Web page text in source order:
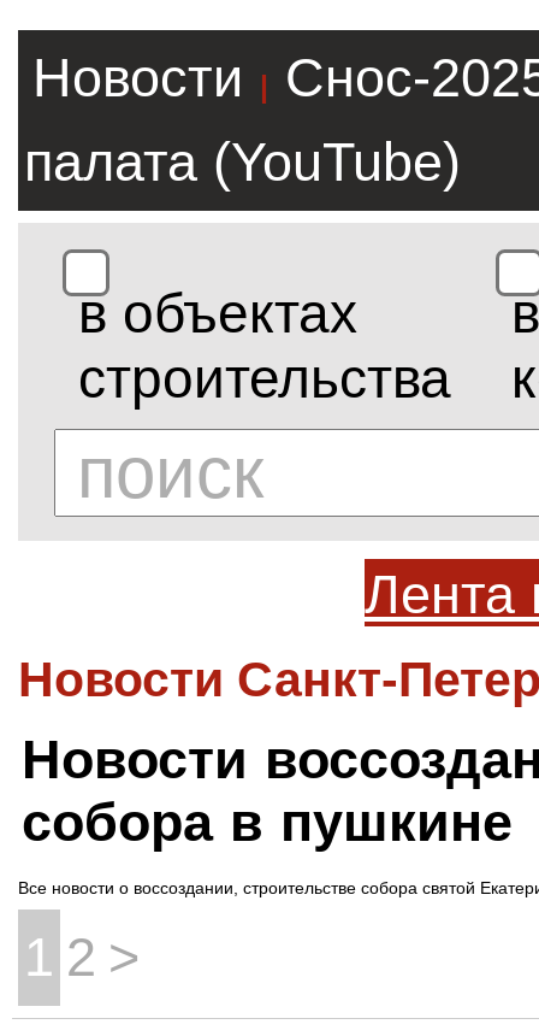
Новости |
Снос-
палата (YouTube)
в объектах
строительства
в
Лента
Новости Санкт-
Новости
собора в пушкине
Все новости о воссоздании, строительстве собора святой
1 2 >